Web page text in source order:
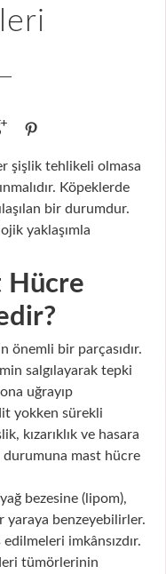

şişlik tehlikeli olmasa
Köpeklerde
bir durumdur.
yaklaşımla
Hücre
önemli bir parçasıdır.
salgılayarak tepki
uğrayıp
yokken sürekli
kızarıklık ve hasara
mast hücre
yağ bezesine (lipom),
yaraya benzeyebilirler.
imkânsızdır.
tümörlerinin